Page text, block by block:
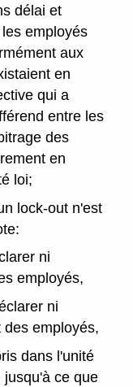
délai et
employés
aux
en
qui a
entre les
des
en
loi;
lock-out n'est
ni
employés,
ni
employés,
dans l'unité
jusqu'à ce que